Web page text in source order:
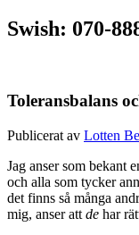
Swish: 070-
Toleransbalans
Publicerat av Lotten
Jag anser som bekant
och alla som tycker
det finns så många
mig, anser att de har